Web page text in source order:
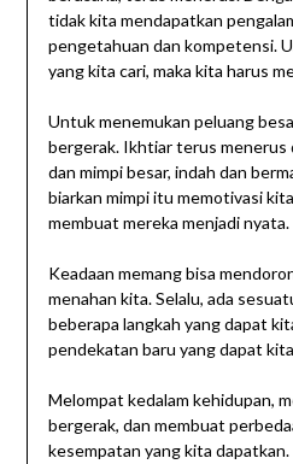
tidak kita mendapatkan
pengetahuan dan kompetensi.
yang kita cari, maka kita harus
Untuk menemukan peluang
bergerak. Ikhtiar terus menerus
dan mimpi besar, indah dan
biarkan mimpi itu memotivasi
membuat mereka menjadi nyata.
Keadaan memang bisa
menahan kita. Selalu, ada
beberapa langkah yang dapat
pendekatan baru yang dapat
Melompat kedalam kehidupan,
bergerak, dan membuat
kesempatan yang kita